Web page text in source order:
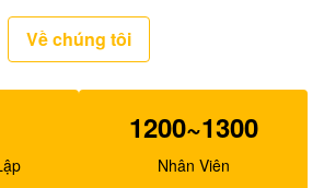
Về chúng tôi
1200~1300
Nhân Viên